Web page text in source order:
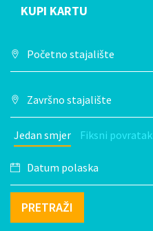
KUPI KARTU
Jedan smjer Fiksni povratak
PRETRAŽI